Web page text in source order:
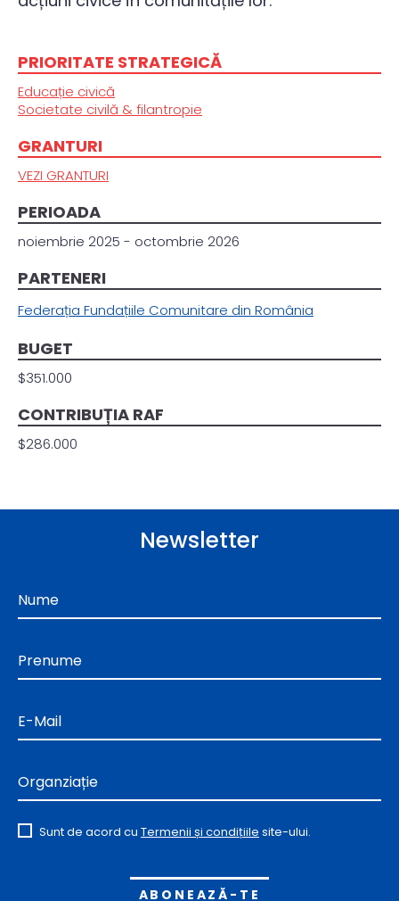
PRIORITATE STRATEGICĂ
Educație civică
Societate civilă & filantropie
GRANTURI
VEZI GRANTURI
PERIOADA
noiembrie 2025 - octombrie 2026
PARTENERI
Federația Fundațiile Comunitare din România
BUGET
$351.000
CONTRIBUȚIA RAF
$286.000
Newsletter
Nume
Prenume
E-Mail
Organziație
Sunt de acord cu Termenii și condițiile site-ului.